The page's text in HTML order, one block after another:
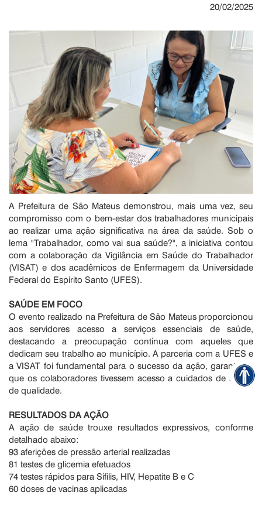
20/02/2025
A Prefeitura de São Mateus demonstrou, mais uma vez, seu
compromisso com o bem-estar dos trabalhadores municipais
ao realizar uma ação significativa na área da saúde. Sob o
lema "Trabalhador, como vai sua saúde?", a iniciativa contou
com a colaboração da Vigilância em Saúde do Trabalhador
(VISAT) e dos acadêmicos de Enfermagem da Universidade
Federal do Espírito Santo (UFES).
SAÚDE EM FOCO
O evento realizado na Prefeitura de São Mateus proporcionou
aos servidores acesso a serviços essenciais de saúde,
destacando a preocupação contínua com aqueles que
dedicam seu trabalho ao município. A parceria com a UFES e
a VISAT foi fundamental para o sucesso da ação, garantindo
que os colaboradores tivessem acesso a cuidados de saúde
de qualidade.
RESULTADOS DA AÇÃO
A ação de saúde trouxe resultados expressivos, conforme
detalhado abaixo:
93 aferições de pressão arterial realizadas
81 testes de glicemia efetuados
74 testes rápidos para Sífilis, HIV, Hepatite B e C
60 doses de vacinas aplicadas